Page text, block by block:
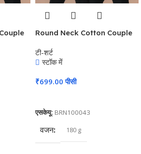
Round Neck Cotton Couple
टी-शर्ट
स्टॉक में
₹699.00 पीसी
एसकेयू: BRN100043
वजन 180 g